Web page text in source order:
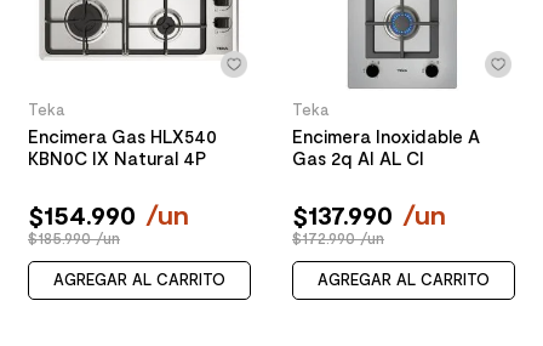
Teka
Encimera Gas HLX540
KBN0C IX Natural 4P
$154.990 /un
$185.990 /un
AGREGAR AL CARRITO
Teka
Encimera Inoxidable A
Gas 2q AI AL CI
$137.990 /un
$172.990 /un
AGREGAR AL CARRITO